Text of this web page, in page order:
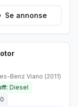
Se annonse
Brukt - god tilstand
Benz Viano (2011)
Diesel